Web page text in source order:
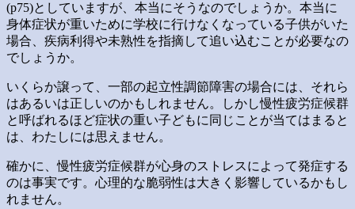
(p75)としていますが、本当にそうなのでしょうか。本当に
身体症状が重いために学校に行けなくなっている子供がいた
場合、疾病利得や未熟性を指摘して追い込むことが必要なの
でしょうか。
いくらか譲って、一部の起立性調節障害の場合には、それら
はあるいは正しいのかもしれません。しかし慢性疲労症候群
と呼ばれるほど症状の重い子どもに同じことが当てはまると
は、わたしには思えません。
確かに、慢性疲労症候群が心身のストレスによって発症する
のは事実です。心理的な脆弱性は大きく影響しているかもし
れません。